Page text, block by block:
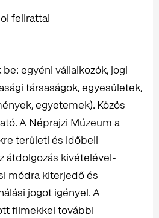
felirattal
egyéni vállalkozók, jogi
társaságok, egyesületek,
egyetemek). Közös
A Néprajzi Múzeum a
területi és időbeli
átdolgozás kivételével-
módra kiterjedő és
jogot igényel. A
filmekkel további